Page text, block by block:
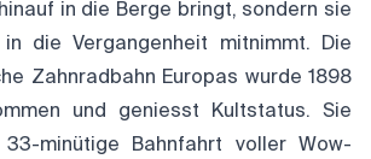
in die Berge bringt, sondern sie
die Vergangenheit mitnimmt. Die
Zahnradbahn Europas wurde 1898
und geniesst Kultstatus. Sie
minütige Bahnfahrt voller Wow-